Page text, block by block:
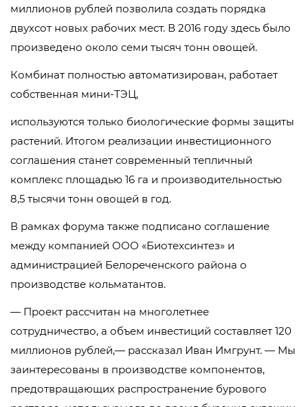
миллионов рублей позволила создать порядка
двухсот новых рабочих мест. В 2016 году здесь было
произведено около семи тысяч тонн овощей.
Комбинат полностью автоматизирован, работает
собственная мини-ТЭЦ,
используются только биологические формы защиты
растений. Итогом реализации инвестиционного
соглашения станет современный тепличный
комплекс площадью 16 га и производительностью
8,5 тысячи тонн овощей в год.
В рамках форума также подписано соглашение
между компанией ООО «Биотехсинтез» и
администрацией Белореченского района о
производстве кольматантов.
— Проект рассчитан на многолетнее
сотрудничество, а объем инвестиций составляет 120
миллионов рублей,— рассказал Иван Имгрунт. — Мы
заинтересованы в производстве компонентов,
предотвращающих распространение бурового